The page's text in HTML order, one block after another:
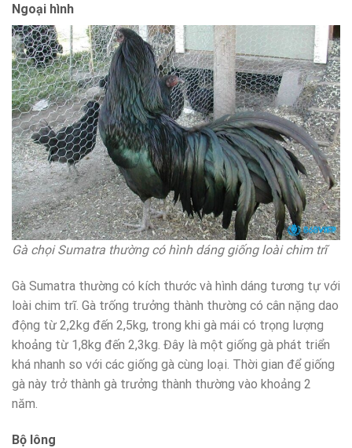
Ngoại hình
Gà chọi Sumatra thường có hình dáng giống loài chim trĩ
Gà Sumatra thường có kích thước và hình dáng tương tự với
loài chim trĩ. Gà trống trưởng thành thường có cân nặng dao
động từ 2,2kg đến 2,5kg, trong khi gà mái có trọng lượng
khoảng từ 1,8kg đến 2,3kg. Đây là một giống gà phát triển
khá nhanh so với các giống gà cùng loại. Thời gian để giống
gà này trở thành gà trưởng thành thường vào khoảng 2
năm.
Bộ lông